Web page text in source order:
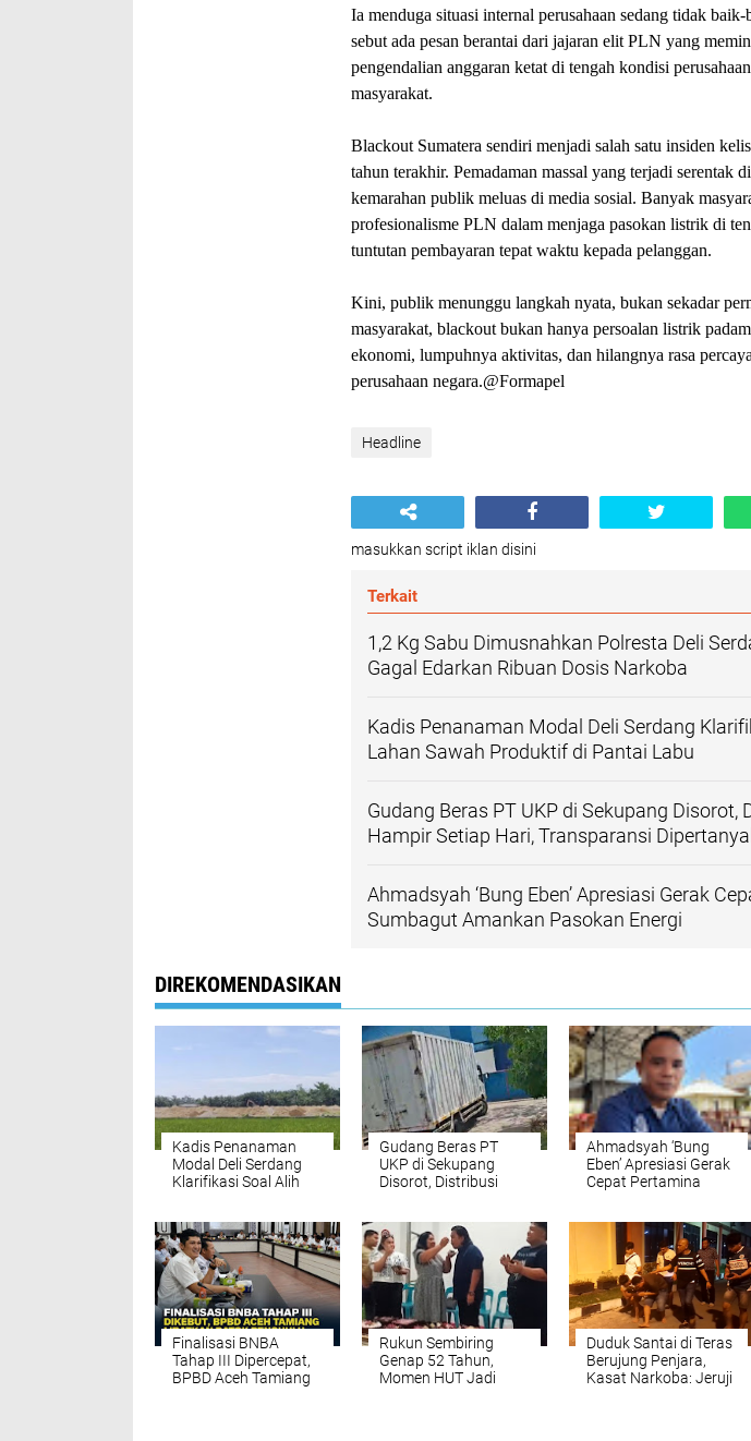
Ia menduga situasi internal perusahaan sedang tidak
sebut ada pesan berantai dari jajaran elit PLN yang
pengendalian anggaran ketat di tengah kondisi
masyarakat.
Blackout Sumatera sendiri menjadi salah satu insiden
tahun terakhir. Pemadaman massal yang terjadi serentak
kemarahan publik meluas di media sosial. Banyak
profesionalisme PLN dalam menjaga pasokan listrik di
tuntutan pembayaran tepat waktu kepada pelanggan.
Kini, publik menunggu langkah nyata, bukan sekadar
masyarakat, blackout bukan hanya persoalan listrik
ekonomi, lumpuhnya aktivitas, dan hilangnya rasa
perusahaan negara.@Formapel
Headline
masukkan script iklan disini
Terkait
1,2 Kg Sabu Dimusnahkan Polresta Deli
Gagal Edarkan Ribuan Dosis Narkoba
Kadis Penanaman Modal Deli Serdang
Lahan Sawah Produktif di Pantai Labu
Gudang Beras PT UKP di Sekupang Disorot,
Hampir Setiap Hari, Transparansi
Ahmadsyah ‘Bung Eben’ Apresiasi Gerak
Sumbagut Amankan Pasokan Energi
DIREKOMENDASIKAN
Kadis Penanaman
Modal Deli Serdang
Klarifikasi Soal Alih
Labu
Gudang Beras PT
UKP di Sekupang
Disorot, Distribusi
Transparansi
Dipertanyakan
Ahmadsyah ‘Bung
Eben’ Apresiasi Gerak
Cepat Pertamina
Finalisasi BNBA
Tahap III Dipercepat,
BPBD Aceh Tamiang
Rukun Sembiring
Genap 52 Tahun,
Momen HUT Jadi
Duduk Santai di Teras
Berujung Penjara,
Kasat Narkoba: Jeruji